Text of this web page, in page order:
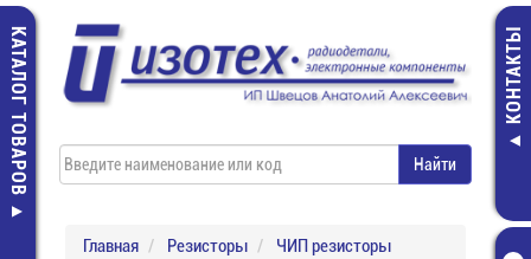
КАТАЛОГ ТОВАРОВ КОНТАКТЫ
Главная Резисторы
ЧИП резисторы